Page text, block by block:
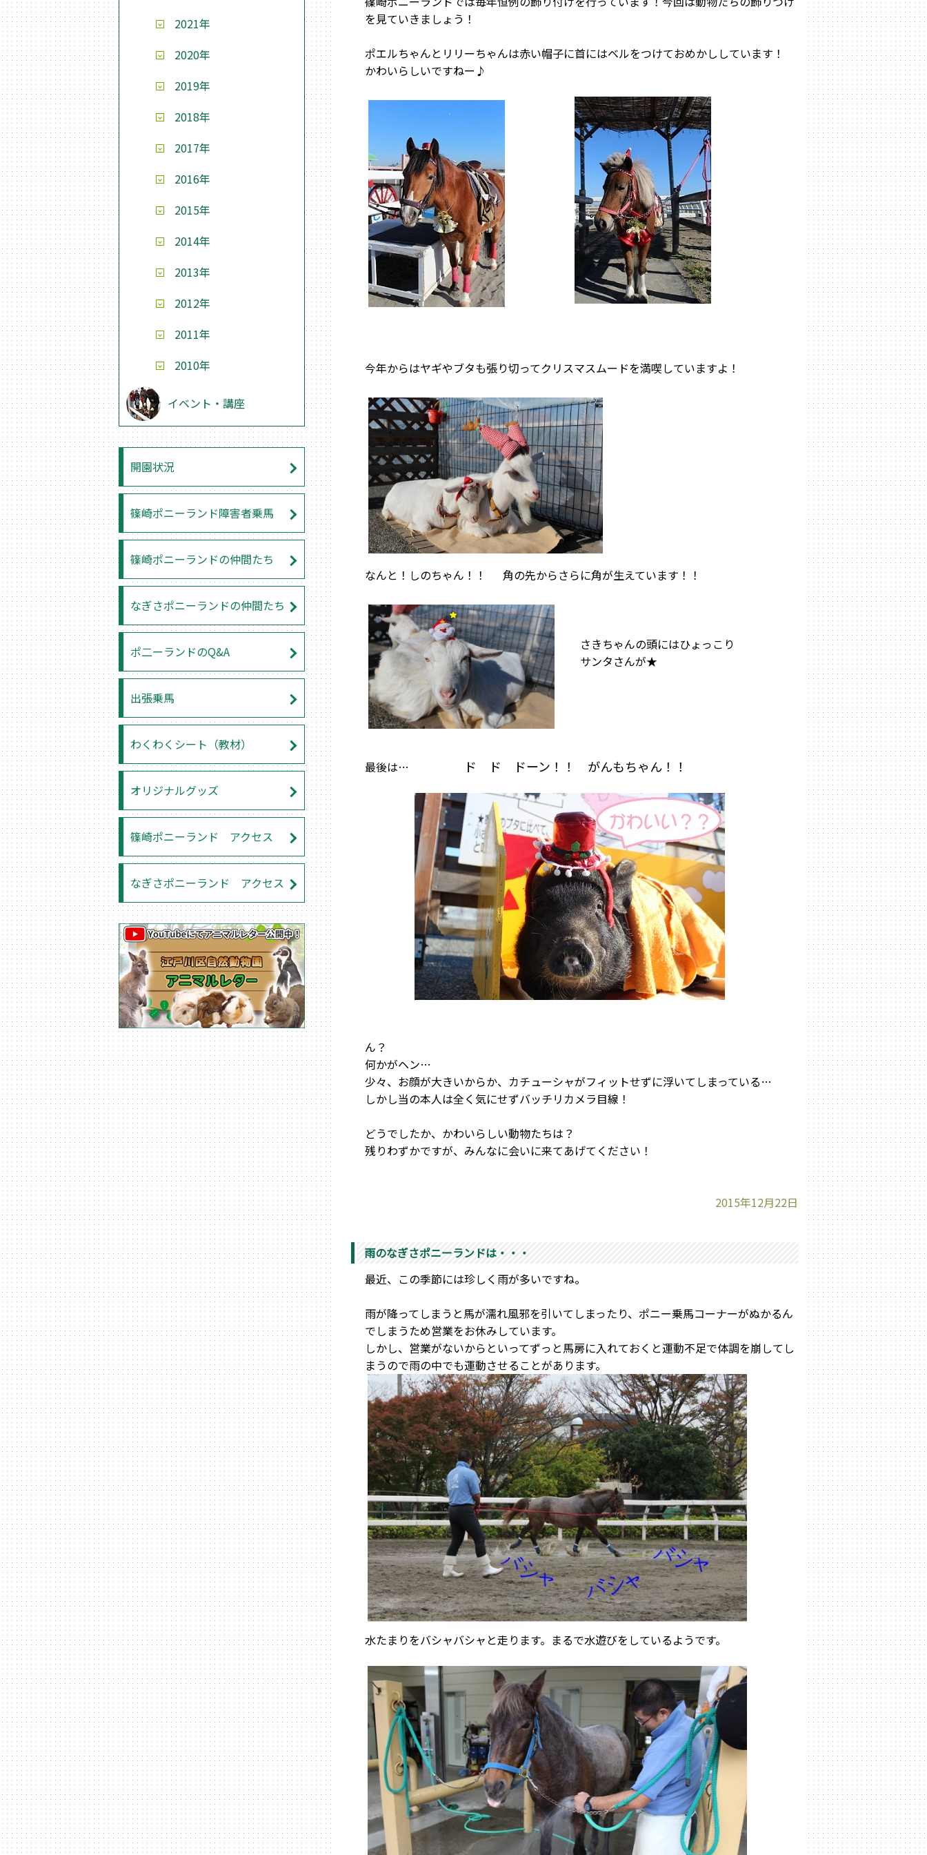
を見ていきましょう！
ポエルちゃんとリリーちゃんは赤い帽子に首にはベルをつけておめかししています！
かわいらしいですねー♪
今年からはヤギやブタも張り切ってクリスマスムードを満喫していますよ！
なんと！しのちゃん！！ 角の先からさらに角が生えています！！
さきちゃんの頭にはひょっこり
サンタさんが★
最後は… ド ド ドーン！！ がんもちゃん！！
ん？
何かがヘン…
少々、お顔が大きいからか、カチューシャがフィットせずに浮いてしまっている…
しかし当の本人は全く気にせずバッチリカメラ目線！
どうでしたか、かわいらしい動物たちは？
残りわずかですが、みんなに会いに来てあげてください！
2015年12月22日
雨のなぎさポニーランドは・・・
最近、この季節には珍しく雨が多いですね。
雨が降ってしまうと馬が濡れ風邪を引いてしまったり、ポニー乗馬コーナーがぬかるん
でしまうため営業をお休みしています。
しかし、営業がないからといってずっと馬房に入れておくと運動不足で体調を崩してし
まうので雨の中でも運動させることがあります。
水たまりをバシャバシャと走ります。まるで水遊びをしているようです。
2021年
2020年
2019年
2018年
2017年
2016年
2015年
2014年
2013年
2012年
2011年
2010年
イベント・講座
開園状況
篠崎ポニーランド障害者乗馬
篠崎ポニーランドの仲間たち
なぎさポニーランドの仲間たち
ポ二ーランドのQ&A
出張乗馬
わくわくシート（教材）
オリジナルグッズ
篠崎ポニーランド アクセス
なぎさポニーランド アクセス